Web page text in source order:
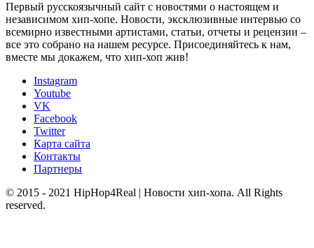
Первый русскоязычный сайт с новостями о настоящем и
независимом хип-хопе. Новости, эксклюзивные интервью со
всемирно известными артистами, статьи, отчеты и рецензии –
все это собрано на нашем ресурсе. Присоединяйтесь к нам,
вместе мы докажем, что хип-хоп жив!
Instagram
Youtube
VK
Facebook
Twitter
Карта сайта
Контакты
Партнеры
© 2015 - 2021 HipHop4Real | Новости хип-хопа. All Rights
reserved.